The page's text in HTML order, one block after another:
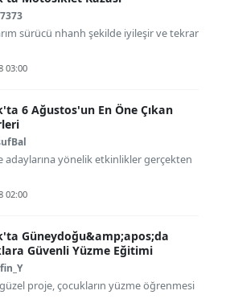
sürücü nhanh şekilde iyileşir ve tekrar
03:00
6 Ağustos'un En Öne Çıkan
adaylarına yönelik etkinlikler gerçekten
02:00
Güneydoğu&amp;apos;da
Güvenli Yüzme Eğitimi
proje, çocukların yüzme öğrenmesi